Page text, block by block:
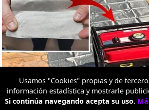
Usamos "Cookies" propias y de
información estadística y mostrarle
Si continúa navegando acepta su uso.